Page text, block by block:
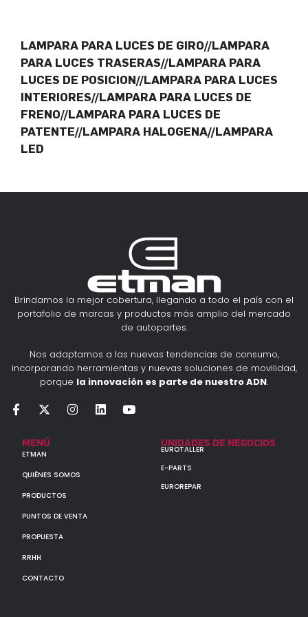
LAMPARA PARA LUCES DE GIRO//LAMPARA
PARA LUCES TRASERAS//LAMPARA PARA
LUCES DE POSICION//LAMPARA PARA LUCES
INTERIORES//LAMPARA PARA LUCES DE
FRENO//LAMPARA PARA LUCES DE
PATENTE//LAMPARA HALOGENA//LAMPARA
LED
Brindamos la mejor cobertura, llegando a todo el país con el
portafolio de marcas y productos más amplio del mercado
de autopartes.
Nos adaptamos a las nuevas tendencias de consumo,
incorporando herramientas y nuevas soluciones de movilidad,
porque la innovación es parte de nuestro ADN.
MENÚ
ETMAN
QUIÉNES SOMOS
PRODUCTOS
PUNTOS DE VENTA
PROPUESTA
RRHH
CONTACTO
UNIDADES DE NEGOCIOS
EUROTALLER
E-PARTS
EUROREPAR